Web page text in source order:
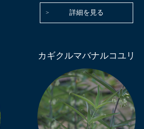
詳細を見る
カギクルマバナルコユリ